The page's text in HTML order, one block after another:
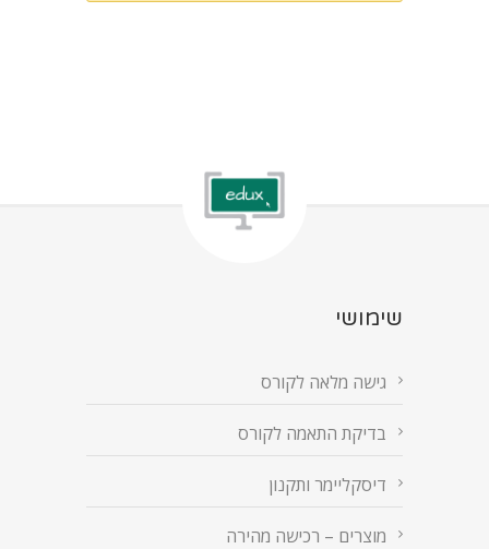
שימושי
גישה מלאה לקורס
בדיקת התאמה לקורס
דיסקליימר ותקנון
מוצרים – רכישה מהירה